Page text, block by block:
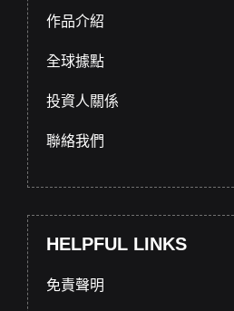
作品介紹
全球據點
投資人關係
聯絡我們
HELPFUL LINKS
免責聲明